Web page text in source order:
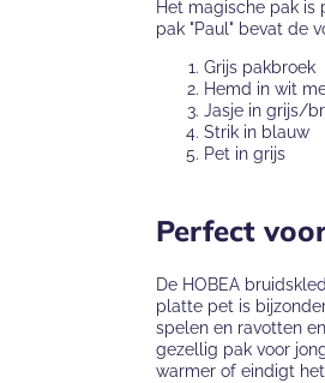
Het magische pak is
pak "Paul" bevat de
Grijs pakbroek
Hemd in wit
Jasje in grijs/
Strik in blauw
Pet in grijs
Perfect
De HOBEA
platte pet is
spelen en ravotten
gezellig pak voor
warmer of eindigt